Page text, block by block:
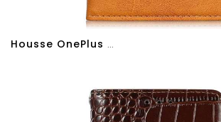
Housse OnePlus Nord 4 Simili Cuir Mat